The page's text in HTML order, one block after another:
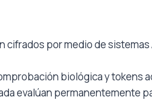
cifrados por medio de
biológica y tokens
evalúan permanentemente